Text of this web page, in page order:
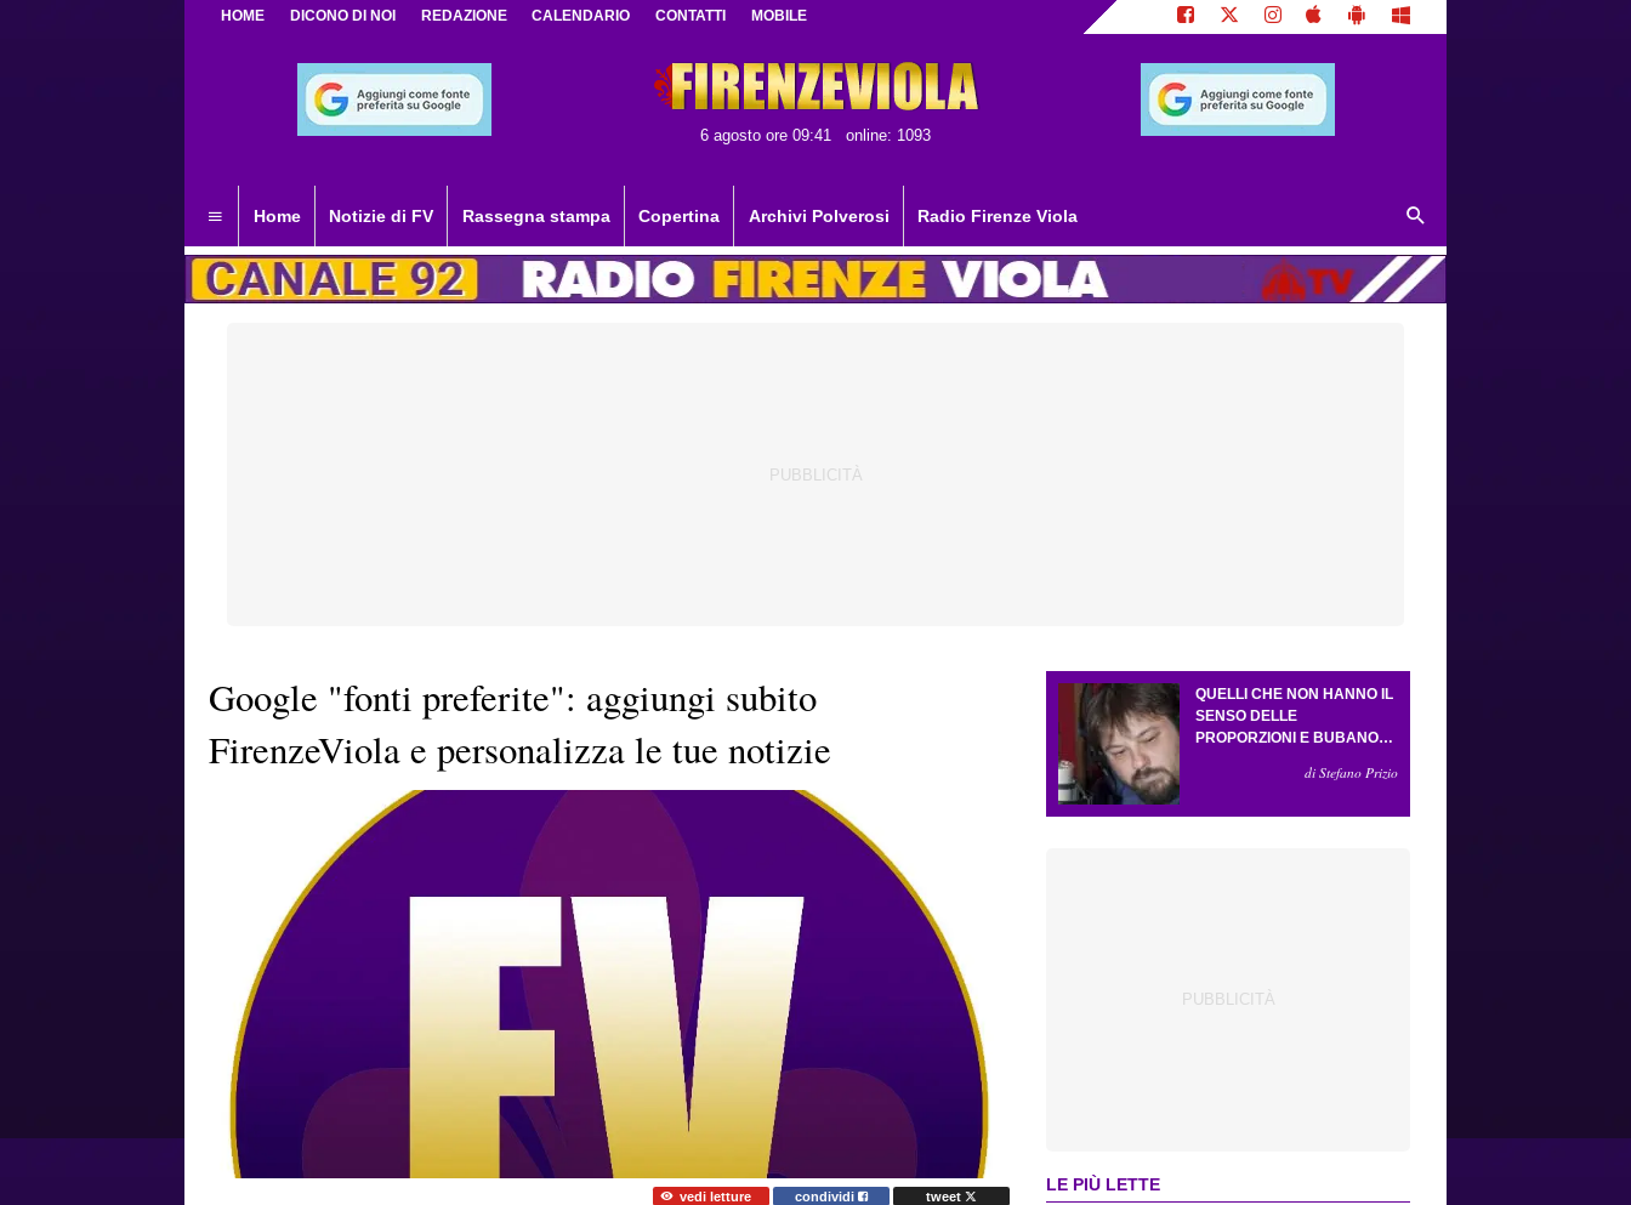
HOME DICONO DI NOI REDAZIONE CALENDARIO CONTATTI MOBILE
6 agosto ore 09:41 online: 1093
Home Notizie di FV Rassegna stampa Copertina Archivi Polverosi Radio Firenze Viola
Google "fonti preferite": aggiungi subito
FirenzeViola e personalizza le tue notizie
vedi letture condividi
tweet
QUELLI CHE NON HANNO IL
SENSO DELLE
PROPORZIONI E BUBANO
di Stefano Prizio
LE PIÙ LETTE